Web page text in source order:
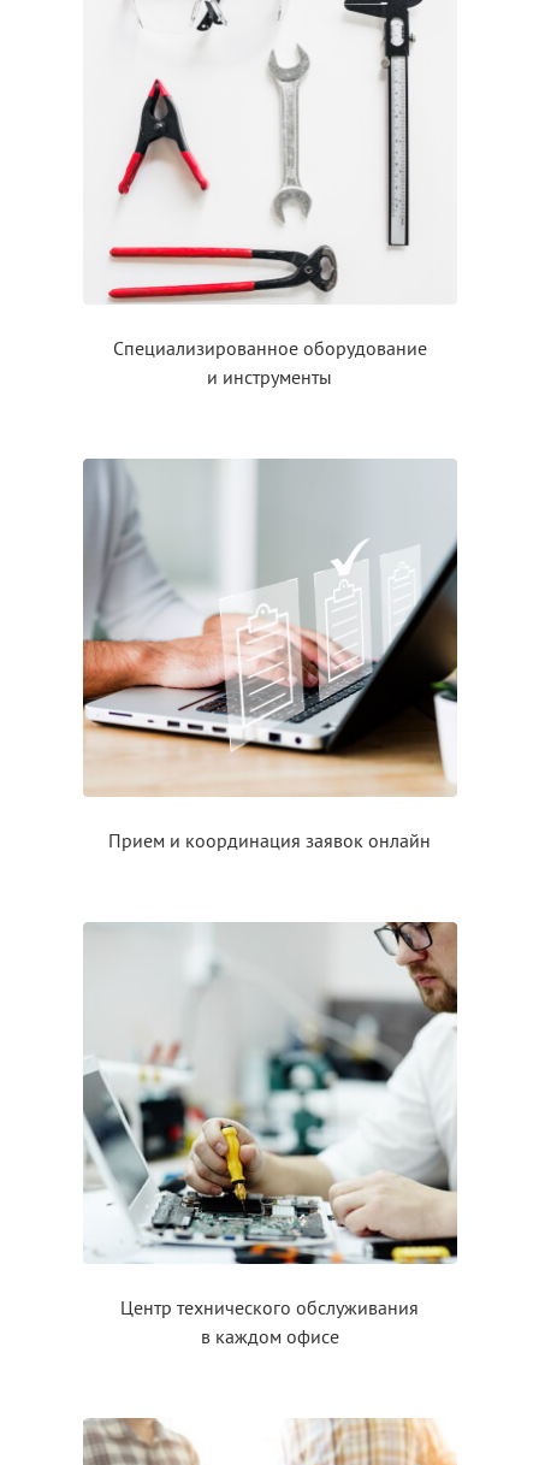
Специализированное оборудование
и инструменты
Прием и координация заявок онлайн
Центр технического обслуживания
в каждом офисе